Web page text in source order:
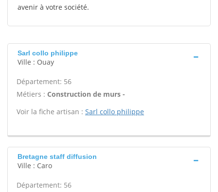
avenir à votre société.
Sarl collo philippe
Ville : Ouay
Département: 56
Métiers : Construction de murs -
Voir la fiche artisan : Sarl collo philippe
Bretagne staff diffusion
Ville : Caro
Département: 56